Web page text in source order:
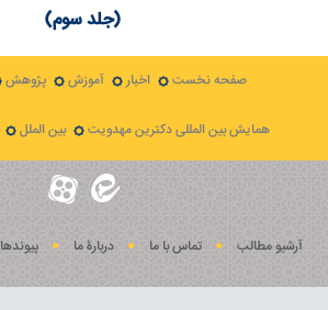
(جلد سوم)
صفحه نخست اخبار آموزش پژوهش
همایش بین المللی دکترین مهدویت بین الملل
آرشیو مطالب تماس با ما دربارۀ ما پيوندها